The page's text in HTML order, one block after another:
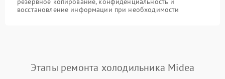
восстановление информации при необходимости
Этапы ремонта холодильника Midea